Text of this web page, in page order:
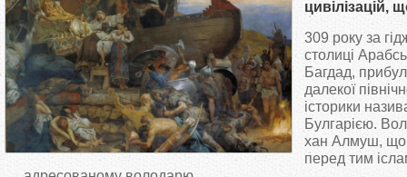
є
т
у
цивілізацій,
річки Ітиль
309 року за
столиці
Багдад,
далекої
історики
Булгарією.
хан Алмуш, що
перед тим